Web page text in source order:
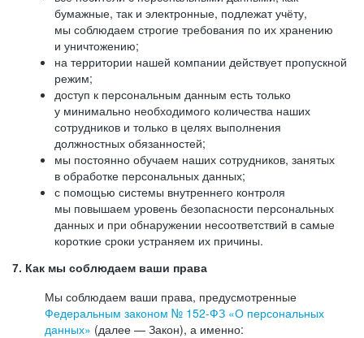
бумажные, так и электронные, подлежат учёту,
мы соблюдаем строгие требования по их хранению
и уничтожению;
на территории нашей компании действует пропускной
режим;
доступ к персональным данным есть только
у минимально необходимого количества наших
сотрудников и только в целях выполнения
должностных обязанностей;
мы постоянно обучаем наших сотрудников, занятых
в обработке персональных данных;
с помощью системы внутреннего контроля
мы повышаем уровень безопасности персональных
данных и при обнаружении несоответствий в самые
короткие сроки устраняем их причины.
7. Как мы соблюдаем ваши права
Мы соблюдаем ваши права, предусмотренные
Федеральным законом № 152-ФЗ «О персональных
данных» (далее — Закон), а именно: